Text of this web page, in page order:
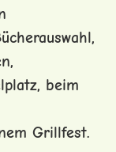
beim
Grillfest.